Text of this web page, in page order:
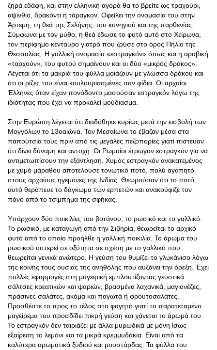
ξηρά εδάφη, και στην ελληνική αγορά θα το βρείτε ως τραχούρι,
αψίνθιο, δρακόντι ή τάραγκον. Οφείλει την ονομασία του στην
Άρτεμη, τη θεά της Σελήνης, του κυνηγιού και της παρθενίας.
Σύμφωνα με τον μύθο, η θεά έδωσε το φυτό αυτό στο Χείρωνα,
τον περίφημο κένταυρο γιατρό που ζούσε στο όρος Πήλιο της
Θεσσαλίας. Η γαλλική ονομασία «εστραγκόν» όπως και η αραβική
«ταρχούν», του φυτού σημαίνουν και οι δύο «μικρός δράκος».
Λέγεται ότι τα μακριά του φύλλα μοιάζουν με γλώσσα δράκου και
ότι οι ρίζες του είναι κουλουριασμένες σαν φίδια. Οι αρχαίοι
Έλληνες όταν είχαν πονόδοντο μασούσαν εστραγκόν λόγω της
ιδιότητας που έχει να προκαλεί μούδιασμα.
Στην Ευρώπη λέγεται ότι διαδόθηκε κυρίως μετά την εισβολή των
Μογγόλων το 13οαιώνα. Τον Μεσαίωνα το έβαζαν μέσα στα
παπούτσια τους πριν από τις μεγάλες πεζοπορίες γιατί πίστευαν
ότι δίνει δύναμη και αντοχή. Οι Ρωμαίοι έτρωγαν εστραγκόν για να
αντιμετωπίσουν την εξάντληση. Χυμός εστραγκόν ανακατεμένος
με χυμό μάραθου αποτελούσε τονωτικό ποτό, πολύ αγαπητό
στους αρχαίους ηγεμόνες της Ινδίας. Θεωρούσαν ότι το ποτό
αυτό θεράπευε το δάγκωμα των ερπετών και ανακούφιζε τον
πόνο από το τσίμπημα της σφήκας.
Υπάρχουν δύο ποικιλίες του βοτάνου, το ρωσικό και το γαλλικό.
Το ρωσικό, με καταγωγή από την Σιβηρία, θεωρείται το αρχικό
φυτό από το οποίο προήλθε η γαλλική ποικιλία. Το άρωμα του
ρωσικού υστερεί σε οξύτητα σε σχέση με το γαλλικό που
θεωρείται γενικά ανώτερο. Η γεύση του θυμίζει το γλυκάνισο λόγω
της κοινής τους ουσίας της ανηθόλης που αυξάνει την όρεξη. Έχει
πολλές εφαρμογές στη μαγειρική εμπλουτίζοντας γευστικά
σάλτσες κρεατικών και ψαριών, βρασμένα λαχανικά, μαγιονέζες,
πράσινες σαλάτες, ακόμα και παγωτά ή φρουτοσαλάτες.
Προσθέστε το προς το τέλος στο φαγητό γιατί το παρατεταμένο
μαγείρεμα του προσδίδει πικρή γεύση και χάνεται το άρωμά του.
Το εστραγκόν δεν ταιριάζει με άλλα μυρωδικά με μόνη ίσως
εξαίρεση το λεμόνι και τα μικρά κρεμμυδάκια. Είναι από τα
καλύτερα αρωματικά ξυδιού και μουστάρδας. Τα φύλλα του